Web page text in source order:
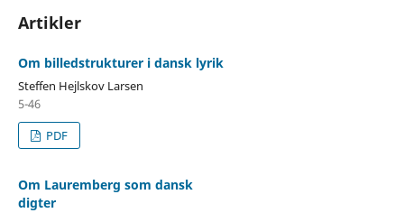
Artikler
Om billedstrukturer i dansk lyrik
Steffen Hejlskov Larsen
5-46
PDF
Om Lauremberg som dansk
digter